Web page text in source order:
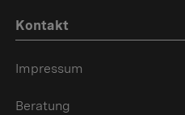
Kontakt
Impressum
Beratung